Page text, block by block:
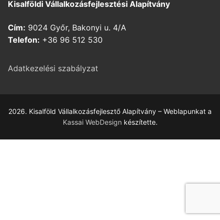
Kisalföldi Vállalkozásfejlesztési Alapítvány
Cím: 9024 Győr, Bakonyi u. 4/A
Telefon: +36 96 512 530
Adatkezelési szabályzat
2026. Kisalföld Vállalkozásfejlesztő Alapítvány – Weblapunkat a
Kassai WebDesign készítette.